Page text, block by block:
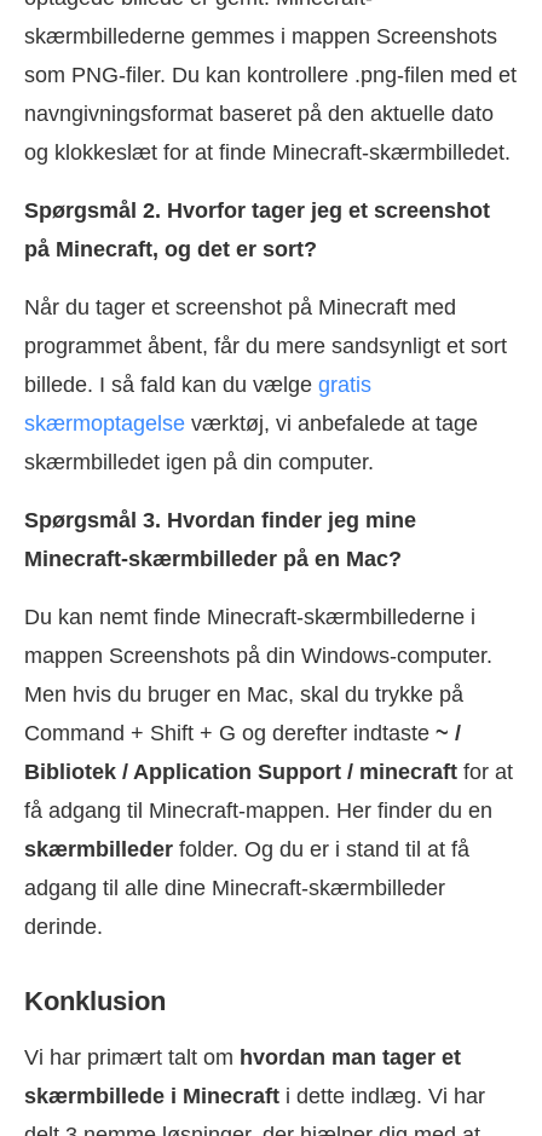
skærmbillederne gemmes i mappen Screenshots
som PNG-filer. Du kan kontrollere .png-filen med et
navngivningsformat baseret på den aktuelle dato
og klokkeslæt for at finde Minecraft-skærmbilledet.
Spørgsmål 2. Hvorfor tager jeg et screenshot
på Minecraft, og det er sort?
Når du tager et screenshot på Minecraft med
programmet åbent, får du mere sandsynligt et sort
billede. I så fald kan du vælge gratis
skærmoptagelse værktøj, vi anbefalede at tage
skærmbilledet igen på din computer.
Spørgsmål 3. Hvordan finder jeg mine
Minecraft-skærmbilleder på en Mac?
Du kan nemt finde Minecraft-skærmbillederne i
mappen Screenshots på din Windows-computer.
Men hvis du bruger en Mac, skal du trykke på
Command + Shift + G og derefter indtaste ~ /
Bibliotek / Application Support / minecraft for at
få adgang til Minecraft-mappen. Her finder du en
skærmbilleder folder. Og du er i stand til at få
adgang til alle dine Minecraft-skærmbilleder
derinde.
Konklusion
Vi har primært talt om hvordan man tager et
skærmbillede i Minecraft i dette indlæg. Vi har